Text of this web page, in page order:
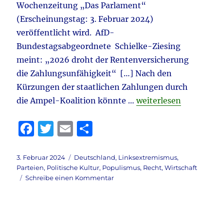
Wochenzeitung „Das Parlament“
(Erscheinungstag: 3. Februar 2024)
veröffentlicht wird. AfD-
Bundestagsabgeordnete Schielke-Ziesing
meint: „2026 droht der Rentenversicherung
die Zahlungsunfähigkeit“ […] Nach den
Kürzungen der staatlichen Zahlungen durch
die Ampel-Koalition könnte …„Aktuell – Habeck
weiterlesen
F
c
e
T
it
te
E
ai
l
le
n
Veröffentlicht
am
3. Februar 2024 Kategorien
Deutschland, Linksextremismus,
Parteien, Politische Kultur, Populismus, Recht,Wirtschaft
Schreibe einen Kommentarzu